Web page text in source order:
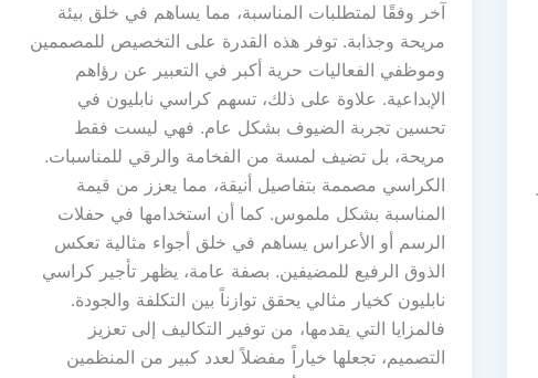
آخر وفقًا لمتطلبات المناسبة، مما يساهم في خلق بيئة
مريحة وجذابة. توفر هذه القدرة على التخصيص للمصممين
وموظفي الفعاليات حرية أكبر في التعبير عن رؤاهم
الإبداعية. علاوة على ذلك، تسهم كراسي نابليون في
تحسين تجربة الضيوف بشكل عام. فهي ليست فقط
مريحة، بل تضيف لمسة من الفخامة والرقي للمناسبات.
الكراسي مصممة بتفاصيل أنيقة، مما يعزز من قيمة
المناسبة بشكل ملموس. كما أن استخدامها في حفلات
الرسم أو الأعراس يساهم في خلق أجواء مثالية تعكس
الذوق الرفيع للمضيفين. بصفة عامة، يظهر تأجير كراسي
نابليون كخيار مثالي يحقق توازناً بين التكلفة والجودة.
فالمزايا التي يقدمها، من توفير التكاليف إلى تعزيز
التصميم، تجعلها خياراً مفضلاً لعدد كبير من المنظمين